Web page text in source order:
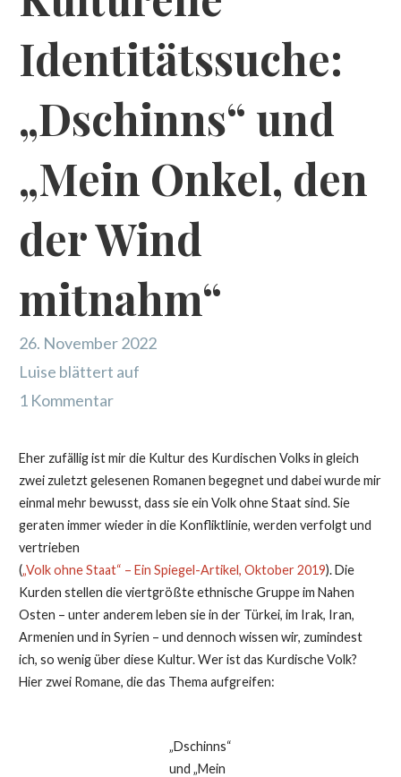
Identitätssuche:
„Dschinns“ und
„Mein Onkel, den
der Wind
mitnahm“
26. November 2022
Luise blättert auf
1 Kommentar
Eher zufällig ist mir die Kultur des Kurdischen Volks in gleich
zwei zuletzt gelesenen Romanen begegnet und dabei wurde mir
einmal mehr bewusst, dass sie ein Volk ohne Staat sind. Sie
geraten immer wieder in die Konfliktlinie, werden verfolgt und
vertrieben
(„Volk ohne Staat“ – Ein Spiegel-Artikel, Oktober 2019). Die
Kurden stellen die viertgrößte ethnische Gruppe im Nahen
Osten – unter anderem leben sie in der Türkei, im Irak, Iran,
Armenien und in Syrien – und dennoch wissen wir, zumindest
ich, so wenig über diese Kultur. Wer ist das Kurdische Volk?
Hier zwei Romane, die das Thema aufgreifen:
„Dschinns“
und „Mein